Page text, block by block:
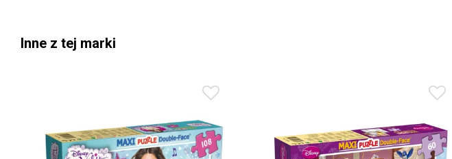
Inne z tej marki